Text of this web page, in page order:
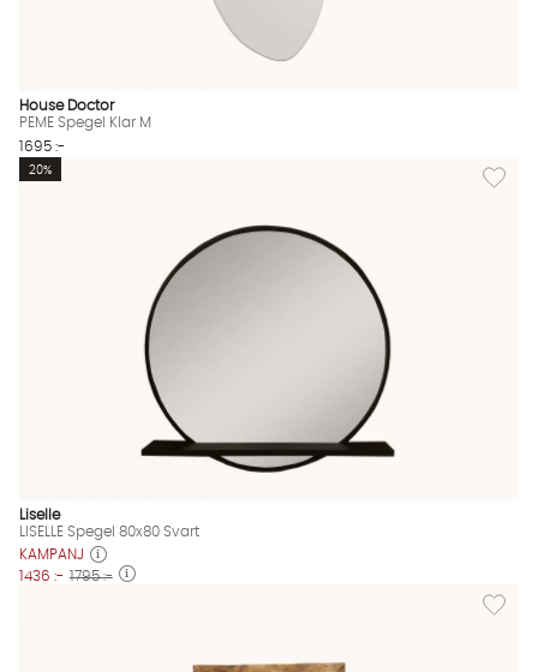
House Doctor
PEME Spegel Klar M
1695 :-
Lägg
20%
Liselle
LISELLE Spegel 80x80 Svart
KAMPANJ
1436 :- 1795 :-
Lägg till